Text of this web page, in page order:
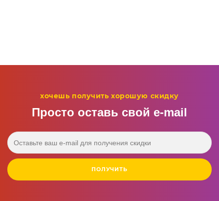
хочешь получить хорошую скидку
Просто оставь свой e‑mail
ПОЛУЧИТЬ